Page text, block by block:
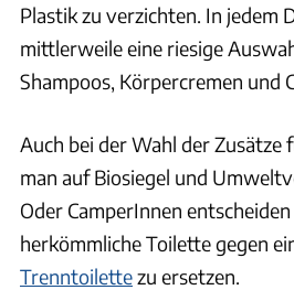
Plastik zu verzichten. In jedem
mittlerweile eine riesige
Shampoos, Körpercremen und
Auch bei der Wahl der Zusätze
man auf Biosiegel und
Oder CamperInnen
herkömmliche Toilette gegen
Trenntoilettezu ersetzen.